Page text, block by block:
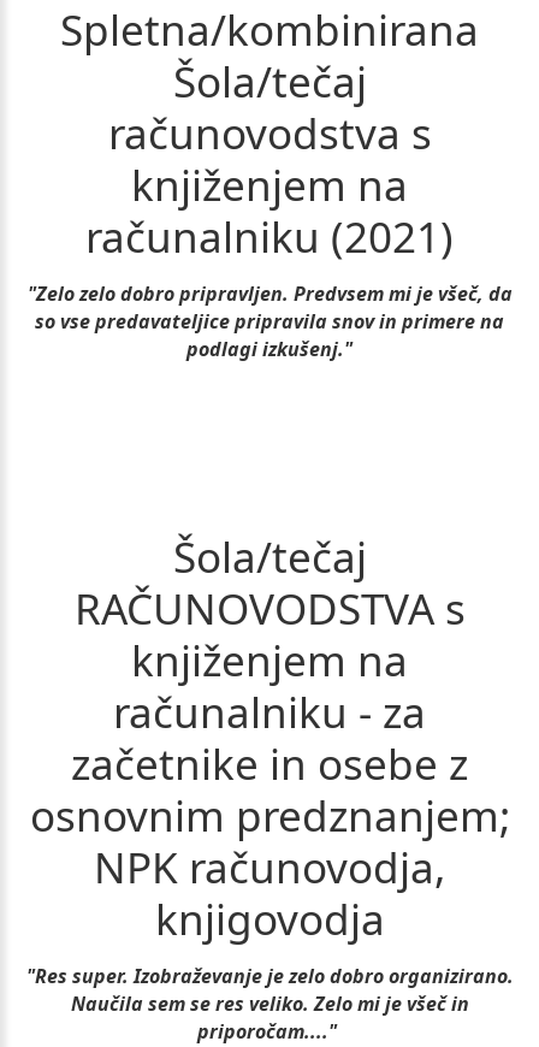
Spletna/kombinirana
Šola/tečaj
računovodstva s
knjiženjem na
računalniku (2021)
"Zelo zelo dobro pripravljen. Predvsem mi je všeč, da
so vse predavateljice pripravila snov in primere na
podlagi izkušenj."
Šola/tečaj
RAČUNOVODSTVA s
knjiženjem na
računalniku - za
začetnike in osebe z
osnovnim predznanjem;
NPK računovodja,
knjigovodja
"Res super. Izobraževanje je zelo dobro organizirano.
Naučila sem se res veliko. Zelo mi je všeč in
priporočam...."